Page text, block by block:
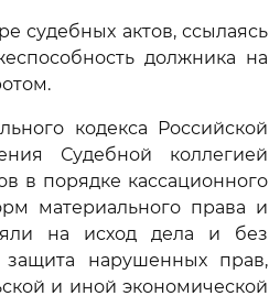
судебных актов, ссылаясь
должника на
кодекса Российской
Судебной коллегией
в порядке кассационного
материального права и
на исход дела и без
нарушенных прав,
и иной экономической